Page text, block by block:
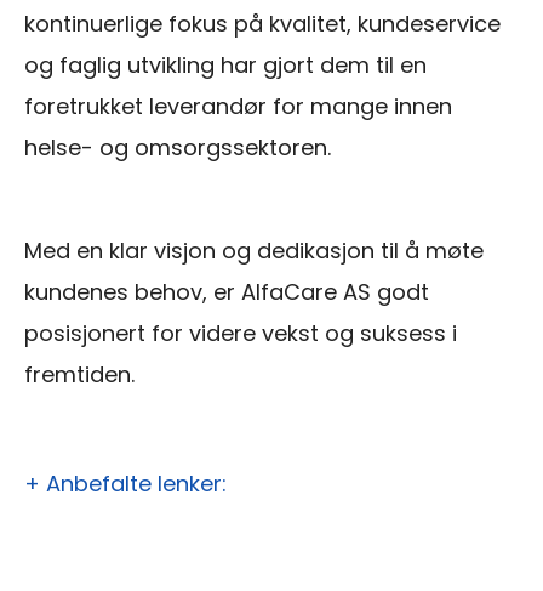
kontinuerlige fokus på kvalitet, kundeservice
og faglig utvikling har gjort dem til en
foretrukket leverandør for mange innen
helse- og omsorgssektoren.
Med en klar visjon og dedikasjon til å møte
kundenes behov, er AlfaCare AS godt
posisjonert for videre vekst og suksess i
fremtiden.
+ Anbefalte lenker: